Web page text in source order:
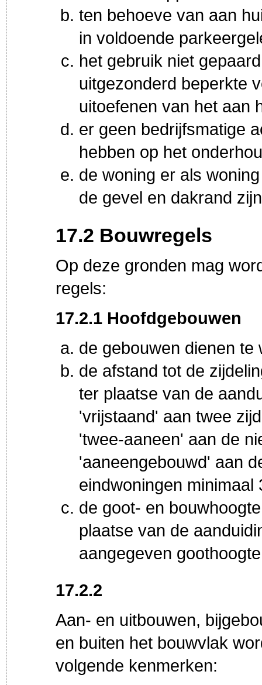
ten behoeve van aan
in voldoende
het gebruik niet
uitgezonderd beperkte
uitoefenen van het aan
er geen bedrijfsmatige
hebben op het
de woning er als
de gevel en dakrand
17.2 Bouwregels
Op deze gronden mag
regels:
17.2.1 Hoofdgebouwen
de gebouwen dienen
de afstand tot de
ter plaatse van de
'vrijstaand' aan twee
'twee-aaneen' aan de
'aaneengebouwd' aan
eindwoningen minimaal
de goot- en
plaatse van de
aangegeven
17.2.2
Aan- en uitbouwen,
en buiten het bouwvlak
volgende kenmerken: